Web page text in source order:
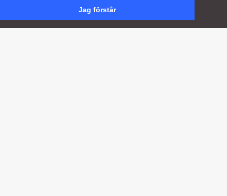
Jag förstår
en annons här på webben.